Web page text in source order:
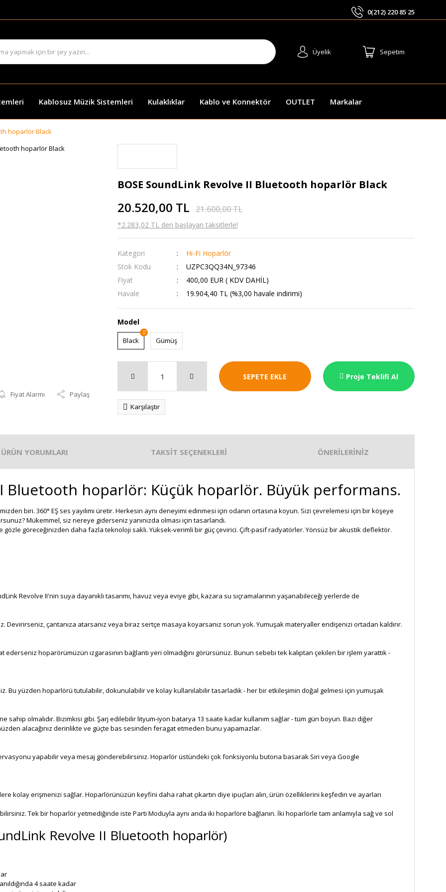
0(212) 220 85 25
Üyelik Sepetim
Kablosuz Müzik Sistemleri Kulaklıklar Kablo ve Konnektör OUTLET Markalar
hoparlör Black
Fiyat Alarmı Paylaş
BOSE SoundLink Revolve II Bluetooth hoparlör Black
20.520,00 TL 21.600,00 TL
*2.283,02 TL den başlayan taksitlerle!
Kategori
Hi-Fi Hoparlör
Stok Kodu
UZPC3QQ34N_97346
Fiyat
400,00 EUR ( KDV DAHİL)
Havale
19.904,40 TL (%3,00 havale indirimi)
Model
Black Gümüş
SEPETE EKLE Proje Teklifi Al
Karşılaştır
ÜRÜN YORUMLARI TAKSİT SEÇENEKLERİ ÖNERİLERİNİZ
Bluetooth hoparlör: Küçük hoparlör. Büyük performans.
biri. 360° EŞ ses yayılımı üretir. Herkesin aynı deneyimi edinmesi için odanın ortasına koyun. Sizi çevrelemesi için bir köşeye
Mükemmel, siz nereye giderseniz yanınızda olması için tasarlandı.
göreceğinizden daha fazla teknoloji saklı. Yüksek-verimli bir güç çevirici. Çift-pasif radyatörler. Yönsüz bir akustik deflektör.
Revolve II'nin suya dayanıklı tasarımı, havuz veya eviye gibi, kazara su sıçramalarının yaşanabileceği yerlerde de
Devirirseniz, çantanıza atarsanız veya biraz sertçe masaya koyarsanız sorun yok. Yumuşak materyaller endişenizi ortadan kaldırır.
hoparörümüzün ızgarasının bağlantı yeri olmadığını görürsünüz. Bunun sebebi tek kalıptan çekilen bir işlem yarattık -
Bu yüzden hoparlörü tutulabilir, dokunulabilir ve kolay kullanılabilir tasarladık - her bir etkileşimin doğal gelmesi için yumuşak
olmalıdır. Bizimkisi gibi. Şarj edilebilir lityum-iyon batarya 13 saate kadar kullanım sağlar - tüm gün boyun. Bazı diğer
alacağınız derinlikte ve güçte bas sesinden feragat etmeden bunu yapamazlar.
yapabilir veya mesaj gönderebilirsiniz. Hoparlör üstündeki çok fonksiyonlu butona basarak Siri veya Google
kolay erişmenizi sağlar. Hoparlörünüzün keyfini daha rahat çıkartın diye ipuçları alın, ürün özelliklerini keşfedin ve ayarları
Tek bir hoparlör yetmediğinde iste Parti Moduyla aynı anda iki hoparlöre bağlanın. İki hoparlörle tam anlamıyla sağ ve sol
Revolve II Bluetooth hoparlör)
4 saate kadar